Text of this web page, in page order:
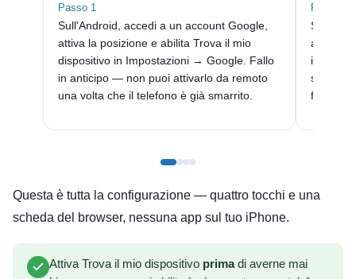
Passo 1
Sull'Android, accedi a un account Google,
attiva la posizione e abilita Trova il mio
dispositivo in Impostazioni → Google. Fallo
in anticipo — non puoi attivarlo da remoto
una volta che il telefono è già smarrito.
Passo 2
Sul tuo
identico
Questa è tutta la configurazione — quattro tocchi e una
scheda del browser, nessuna app sul tuo iPhone.
Attiva Trova il mio dispositivo primadi averne mai